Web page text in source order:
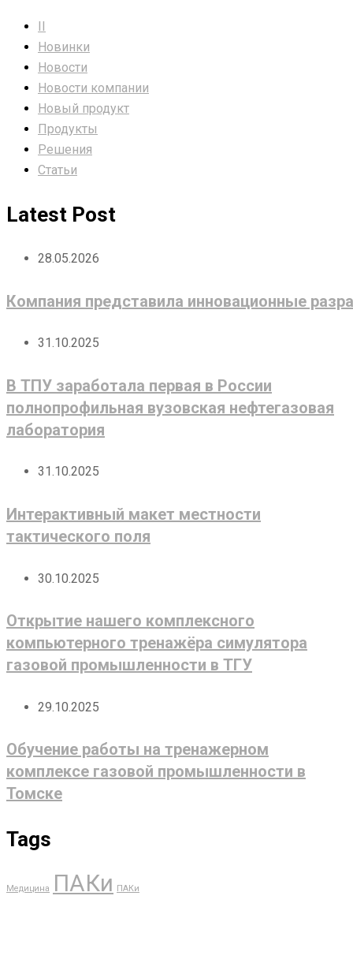
II
Новинки
Новости
Новости компании
Новый продукт
Продукты
Решения
Статьи
Latest Post
28.05.2026
Компания представила инновационные
31.10.2025
В ТПУ заработала первая в России
полнопрофильная вузовская нефтегазовая
лаборатория
31.10.2025
Интерактивный макет местности
тактического поля
30.10.2025
Открытие нашего комплексного
компьютерного тренажёра симулятора
газовой промышленности в ТГУ
29.10.2025
Обучение работы на тренажерном
комплексе газовой промышленности в
Томске
Tags
Медицина ПАКи ПАКи